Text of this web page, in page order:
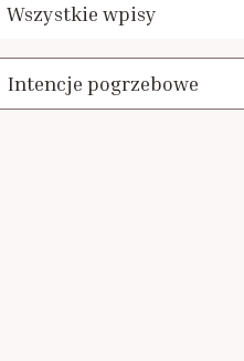
Wszystkie wpisy
Intencje pogrzebowe